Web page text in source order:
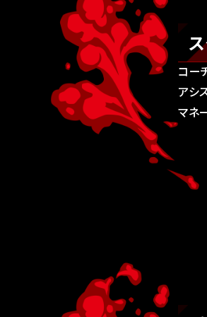
コー
アシ
マネ